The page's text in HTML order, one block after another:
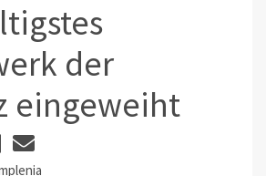
der
eingeweiht